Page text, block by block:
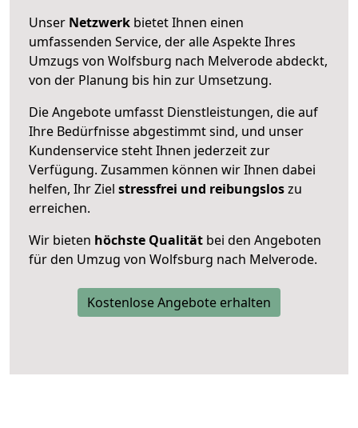
Unser Netzwerk bietet Ihnen einen
umfassenden Service, der alle Aspekte Ihres
Umzugs von Wolfsburg nach Melverode abdeckt,
von der Planung bis hin zur Umsetzung.
Die Angebote umfasst Dienstleistungen, die auf
Ihre Bedürfnisse abgestimmt sind, und unser
Kundenservice steht Ihnen jederzeit zur
Verfügung. Zusammen können wir Ihnen dabei
helfen, Ihr Ziel stressfrei und reibungsloszu
erreichen.
Wir bieten höchste Qualität bei den Angeboten
für den Umzug von Wolfsburg nach Melverode.
Kostenlose Angebote erhalten